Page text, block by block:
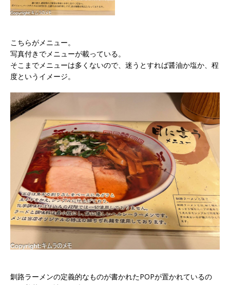
こちらがメニュー。
写真付きでメニューが載っている。
そこまでメニューは多くないので、迷うとすれば醤油か塩か、程
度というイメージ。
釧路ラーメンの定義的なものが書かれたPOPが置かれているの